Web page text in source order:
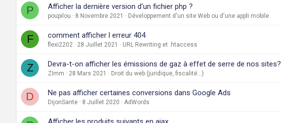
P Afficher la dernière version d'un fichier php ?
poupilou 8 Novembre 2021 Développement d'un site Web ou d'une appli mobile
F comment afficher l erreur 404
flexi2202 28 Juillet 2021 URL Rewriting et .htaccess
Z Devra-t-on afficher les émissions de gaz à effet de serre de nos sites?
ZImm 28 Mars 2021 Droit du web (juridique, fiscalité...)
D Ne pas afficher certaines conversions dans Google Ads
DijonSante 8 Juillet 2020 AdWords